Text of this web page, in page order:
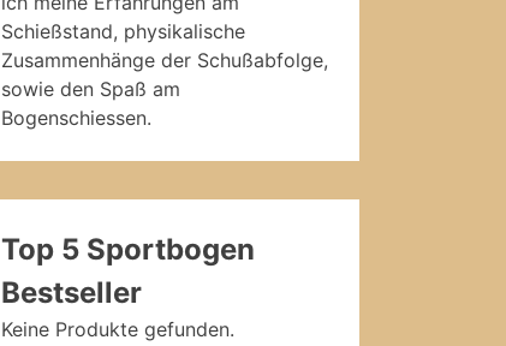
Schießstand, physikalische
Zusammenhänge der Schußabfolge,
sowie den Spaß am
Bogenschiessen.
Top 5 Sportbogen
Bestseller
Keine Produkte gefunden.